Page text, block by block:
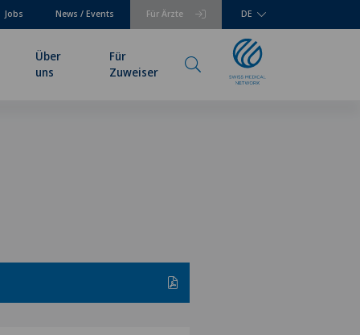
Für Ärzte
Jobs News / Events DE
Über
uns
Für
Zuweiser